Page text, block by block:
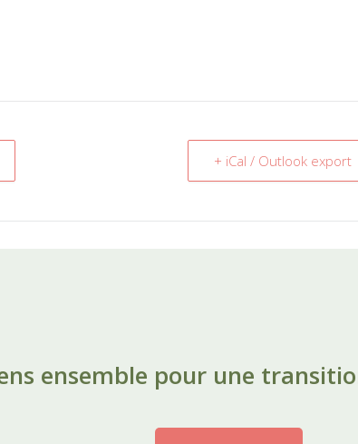
+ iCal / Outlook export
ensemble pour une